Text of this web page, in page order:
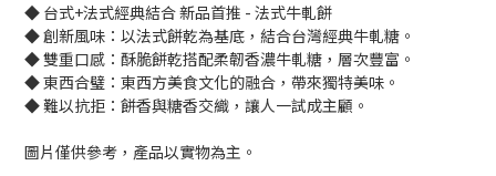
◆ 台式+法式經典結合 新品首推 - 法式牛軋餅
◆ 創新風味：以法式餅乾為基底，結合台灣經典牛軋糖。
◆ 雙重口感：酥脆餅乾搭配柔韌香濃牛軋糖，層次豐富。
◆ 東西合璧：東西方美食文化的融合，帶來獨特美味。
◆ 難以抗拒：餅香與糖香交織，讓人一試成主顧。
圖片僅供參考，產品以實物為主。